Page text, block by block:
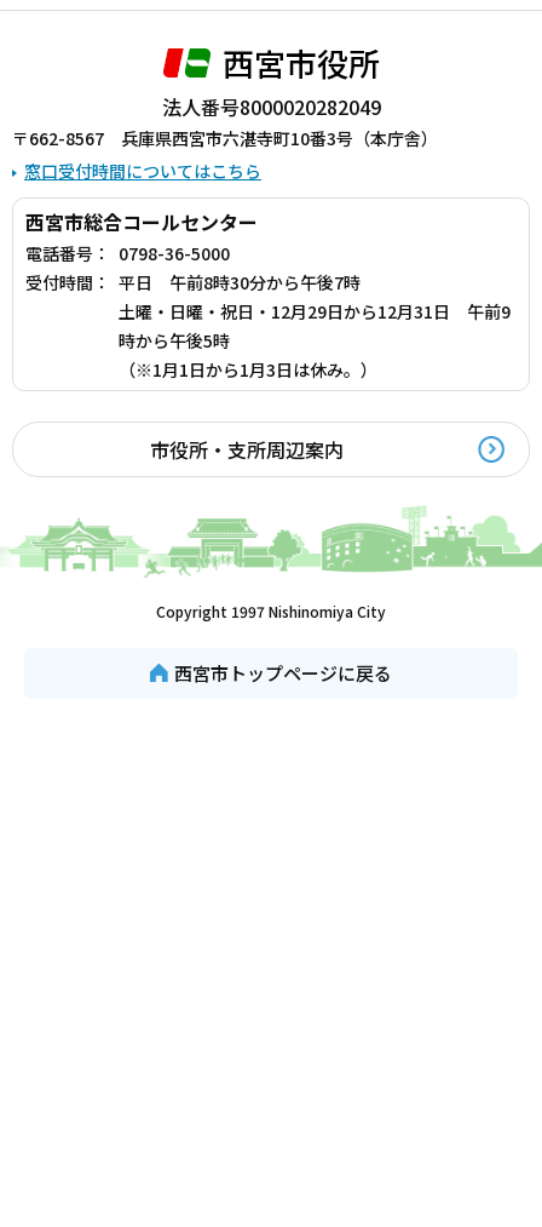
西宮市役所
法人番号8000020282049
〒662-8567 兵庫県西宮市六湛寺町10番3号（本庁舎）
窓口受付時間についてはこちら
西宮市総合コールセンター
電話番号：
0798-36-5000
受付時間：
平日 午前8時30分から午後7時
土曜・日曜・祝日・12月29日から12月31日 午前9
時から午後5時
（※1月1日から1月3日は休み。）
市役所・支所周辺案内
Copyright 1997 Nishinomiya City
西宮市トップページに戻る